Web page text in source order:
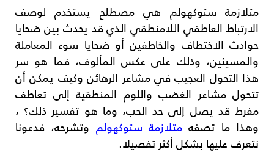
متلازمة ستوكهولم هي مصطلح يستخدم لوصف
الارتباط العاطفي اللامنطقي الذي قد يحدث بين ضحايا
حوادث الاختطاف والخاطفين أو ضحايا سوء المعاملة
والمسيئين، وذلك على عكس المألوف، فما هو سر
هذا التحول العجيب في مشاعر الرهائن وكيف يمكن أن
تتحول مشاعر الغضب واللوم المنطقية إلى تعاطف
مفرط قد يصل إلى حد الحب، وما هو تفسير ذلك؟ ،
وهذا ما تصفه متلازمة ستوكهولم وتشرحه، فدعونا
نتعرف عليها بشكل أكثر تفصيلا.